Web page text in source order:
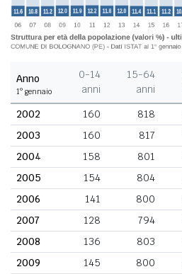
Anno
1° gennaio
0-14
anni
15-64
anni
2002
160 818
2003
160 817
2004
158 801
2005
154 804
2006
141 800
2007
128 794
2008
136 803
2009
145 800